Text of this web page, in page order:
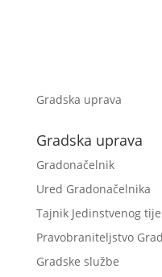
Gradska uprava
Gradska uprava
Gradonačelnik
Ured Gradonačelnika
Tajnik Jedinstvenog
Pravobraniteljstvo
Gradske službe